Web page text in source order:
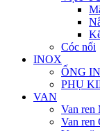
Cóc nối
INOX
ỐNG
PHỤ
VAN
Van ren
Van ren